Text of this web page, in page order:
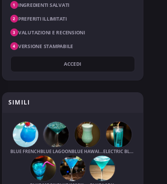
1 INGREDIENTI SALVATI
2 PREFERITI ILLIMITATI
3 VALUTAZIONI E RECENSIONI
4 VERSIONE STAMPABILE
ACCEDI
SIMILI
BLUE FRENCHBLUE LAGOON BLUE HAWAIIAN ELECTRIC BLUE